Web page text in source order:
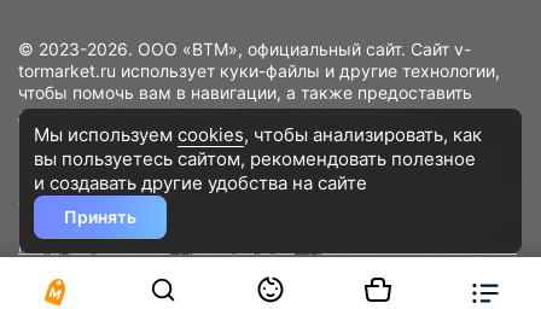
© 2023-2026. ООО «ВТМ», официальный сайт. Сайт v-
tormarket.ru использует куки-файлы и другие технологии,
чтобы помочь вам в навигации, а также предоставить
лучший пользовательский опыт, анализировать
использование наших продуктов и услуг, повысить
качество рекламных и маркетинговых активностей. Если
Вы не хотите, чтобы Ваши пользовательские данные
обрабатывались, пожалуйста, ограничьте их использование
в своём браузере.
конфиденциальности
Разработано DST Global
Мы используем cookies, чтобы анализировать, как
вы пользуетесь сайтом, рекомендовать полезное
и создавать другие удобства на сайте
Принять